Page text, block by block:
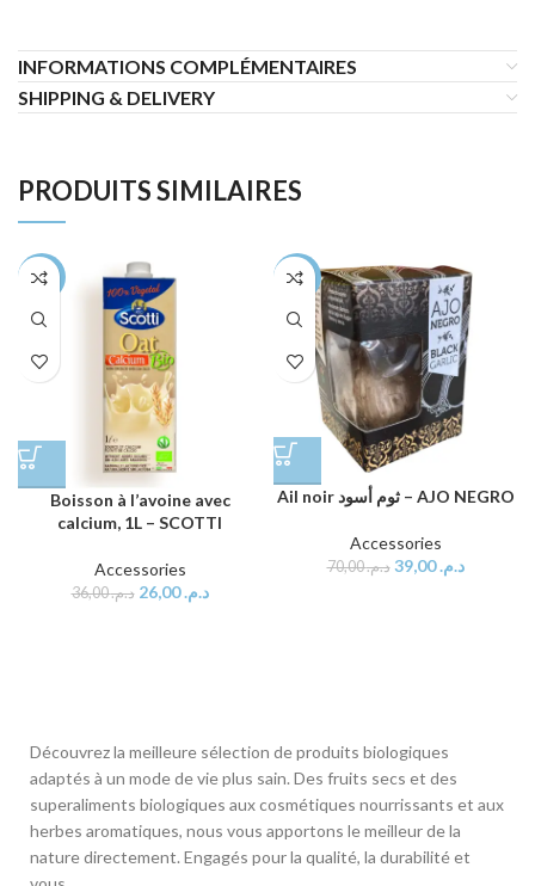
INFORMATIONS COMPLÉMENTAIRES
SHIPPING & DELIVERY
PRODUITS SIMILAIRES
-28%
Boisson à l’avoine avec
calcium, 1L – SCOTTI
Accessories
د.م.36,00 د.م.26,00
-44%
Ail noir ثوم أسود – AJO NEGRO
Accessories
د.م.70,00 د.م.39,00
Découvrez la meilleure sélection de produits biologiques
adaptés à un mode de vie plus sain. Des fruits secs et des
superaliments biologiques aux cosmétiques nourrissants et aux
herbes aromatiques, nous vous apportons le meilleur de la
nature directement. Engagés pour la qualité, la durabilité et